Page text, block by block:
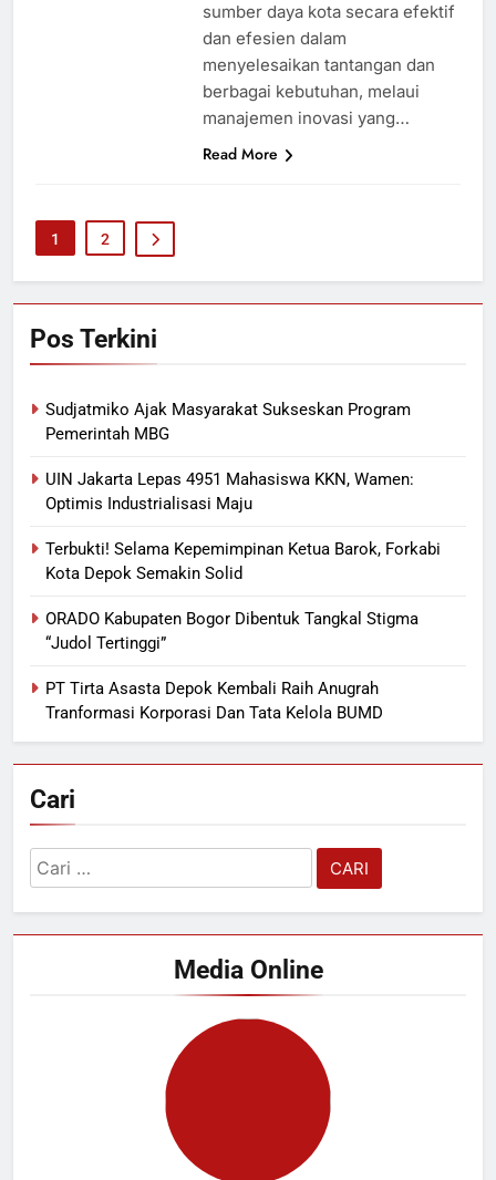
sumber daya kota secara efektif
dan efesien dalam
menyelesaikan tantangan dan
berbagai kebutuhan, melaui
manajemen inovasi yang…
Read More
1 2
Pos Terkini
Sudjatmiko Ajak Masyarakat Sukseskan Program
Pemerintah MBG
UIN Jakarta Lepas 4951 Mahasiswa KKN, Wamen:
Optimis Industrialisasi Maju
Terbukti! Selama Kepemimpinan Ketua Barok, Forkabi
Kota Depok Semakin Solid
ORADO Kabupaten Bogor Dibentuk Tangkal Stigma
“Judol Tertinggi”
PT Tirta Asasta Depok Kembali Raih Anugrah
Tranformasi Korporasi Dan Tata Kelola BUMD
Cari
Cari
untuk:
Media Online